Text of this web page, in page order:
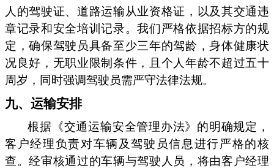
人的驾驶证、道路运输从业资格证，以及其交通违
章记录和安全培训记录。我们严格依据招标方的规
定，确保驾驶员具备至少三年的驾龄，身体健康状
况良好，无职业限制条件，且个人年龄不超过五十
周岁，同时强调驾驶员需严守法律法规。
九、运输安排
根据《交通运输安全管理办法》的明确规定，
客户经理负责对车辆及驾驶员信息进行严格的核
查。经审核通过的车辆与驾驶人员，将由客户经理